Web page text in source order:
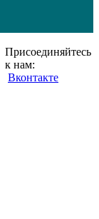
Присоединяйтесь
к нам:
Вконтакте